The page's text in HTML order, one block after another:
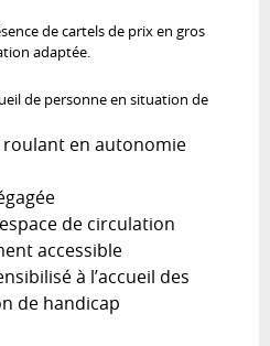
de cartels de prix en gros
adaptée.
de personne en situation de
roulant en autonomie
de circulation
accessible
à l’accueil des
de handicap